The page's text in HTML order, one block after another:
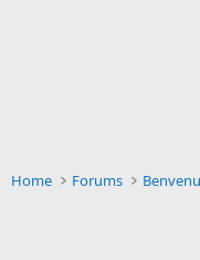
Home Forums